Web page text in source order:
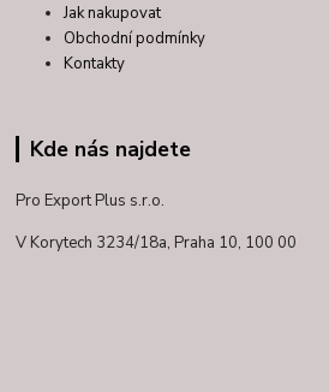
Jak nakupovat
Obchodní podmínky
Kontakty
Kde nás najdete
Pro Export Plus s.r.o.
V Korytech 3234/18a, Praha 10, 100 00